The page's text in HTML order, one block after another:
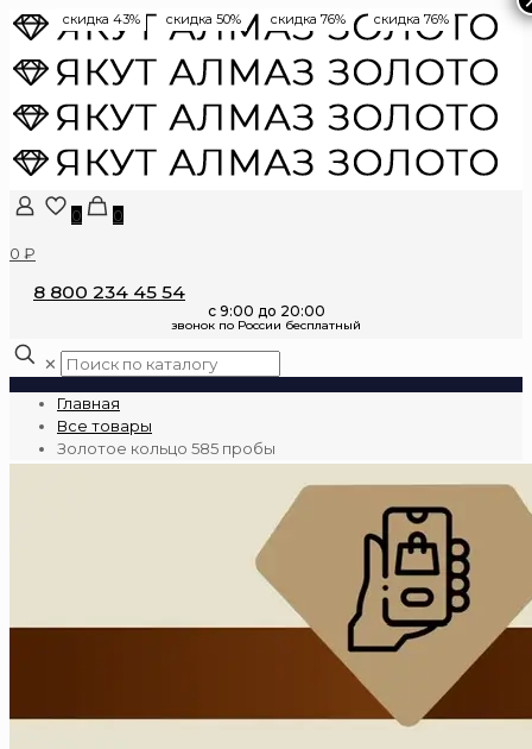
0
0
0 ₽
8 800 234 45 54
✕
Главная
Все товары
Золотое кольцо 585 пробы
скидка 43% скидка 50% скидка 76% скидка 76%